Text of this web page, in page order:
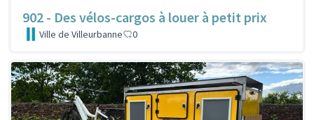
902 - Des vélos-cargos à louer à petit prix
Ville de Villeurbanne 0